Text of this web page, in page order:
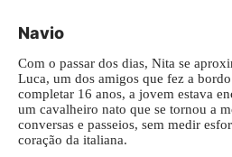
Navio
Com o passar dos dias, Nita se
Luca, um dos amigos que fez a
completar 16 anos, a jovem estava
um cavalheiro nato que se tornou a
conversas e passeios, sem medir
coração da italiana.